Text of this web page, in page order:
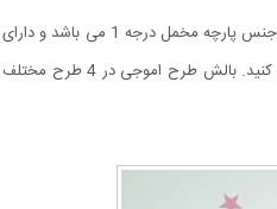
طرح بالش اموجی برگرفته از شکلک یا همان آیکون های پرطرفدار امروزی است که در نرم افزار های اجتماعی مانند تلگرام و ... محبوبیت بی شماری دارند. این بالش از جنس پارچه مخمل درجه 1 می باشد و دارای
ضمانت شتسشو است. همچنین در تولید این محصول از الیاف ضد حساسیت استفاده شده است. از این محصول می توانید به عنوان بالش، کوسن و عروسک استفاده کنید. بالش طرح اموجی در 4 طرح مختلف